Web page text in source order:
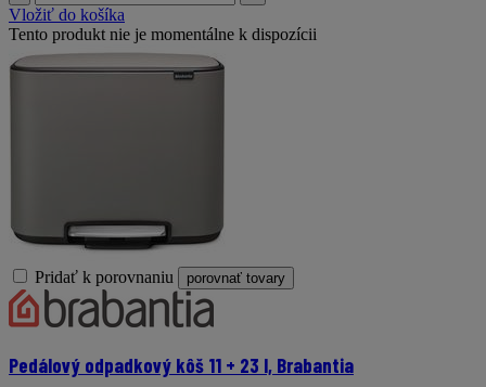
Vložiť do košíka
Tento produkt nie je momentálne k dispozícii
Pridať k porovnaniu porovnať tovary
Pedálový odpadkový kôš 11 + 23 l, Brabantia